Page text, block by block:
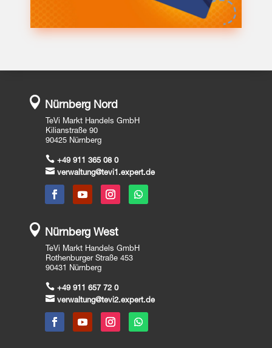
 Nürnberg Nord
TeVi Markt Handels GmbH
Kilianstraße 90
90425 Nürnberg
 +49 911 365 08 0
 verwaltung@tevi1.expert.de
 Nürnberg West
TeVi Markt Handels GmbH
Rothenburger Straße 453
90431 Nürnberg
 +49 911 657 72 0
 verwaltung@tevi2.expert.de